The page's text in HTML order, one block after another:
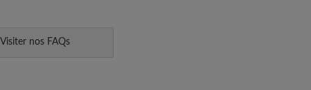
Visiter nos FAQs